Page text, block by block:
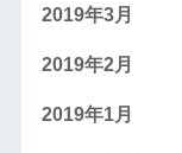
2019年3月
2019年2月
2019年1月